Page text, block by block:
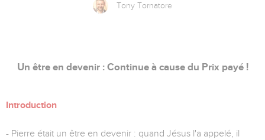
Tony Tornatore
Un être en devenir : Continue à cause du Prix payé !
Introduction
- Pierre était un être en devenir : quand Jésus l'a appelé, il